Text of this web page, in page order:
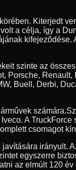
Kiterjedt
a célja, így a
szinte az
Buell, Derbi,
számára.
A
csomagot
irányult.
egyszerre
az elmúlt 120